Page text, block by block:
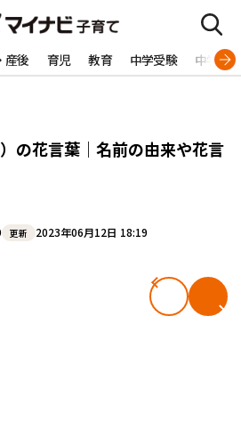
産後 育児 教育 中学受験 中学生
の花言葉｜名前の由来や花言
更新 2023年06月12日 18:19